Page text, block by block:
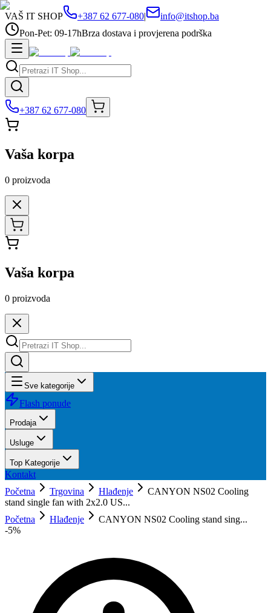
VAŠ IT SHOP +387 62 677-080|
info@itshop.ba
Pon-Pet: 09-17hBrza dostava i provjerena podrška
+387 62 677-080
Vaša korpa
0 proizvoda
Vaša korpa
0 proizvoda
Sve kategorije
Flash ponude
Prodaja
Usluge
Top Kategorije
Kontakt
Početna
Trgovina Hlađenje
CANYON NS02 Cooling
stand single fan with 2x2.0 US...
Početna
Hlađenje
CANYON NS02 Cooling stand sing...
-5%